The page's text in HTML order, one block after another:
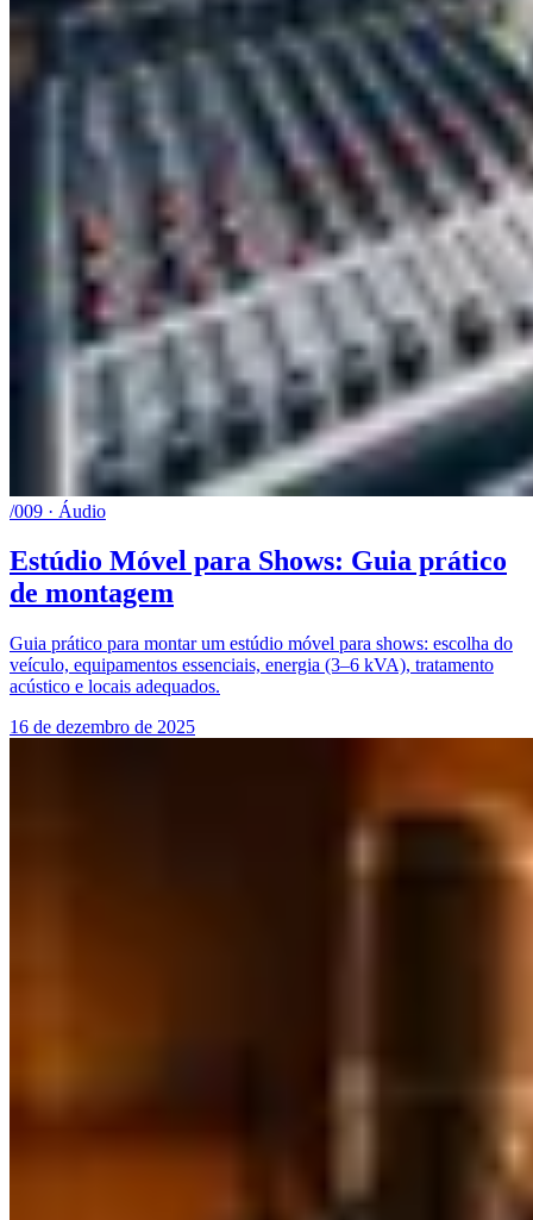
/009 · Áudio
Estúdio Móvel para Shows: Guia prático
de montagem
Guia prático para montar um estúdio móvel para shows: escolha do
veículo, equipamentos essenciais, energia (3–6 kVA), tratamento
acústico e locais adequados.
16 de dezembro de 2025